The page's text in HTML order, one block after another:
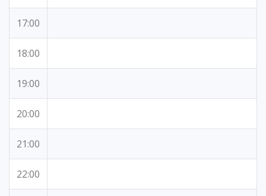
17:00
18:00
19:00
20:00
21:00
22:00